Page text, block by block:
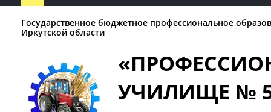
Государственное бюджетное профессиональное
Иркутской области
УЧИЛИЩЕ №